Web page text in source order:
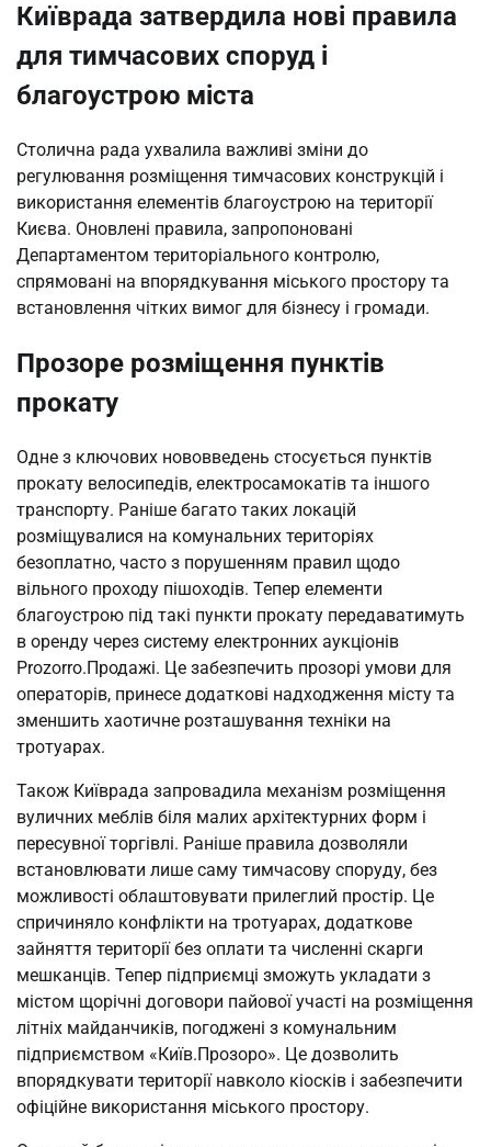
Київрада затвердила нові правила
для тимчасових споруд і
благоустрою міста
Столична рада ухвалила важливі зміни до
регулювання розміщення тимчасових конструкцій і
використання елементів благоустрою на території
Києва. Оновлені правила, запропоновані
Департаментом територіального контролю,
спрямовані на впорядкування міського простору та
встановлення чітких вимог для бізнесу і громади.
Прозоре розміщення пунктів
прокату
Одне з ключових нововведень стосується пунктів
прокату велосипедів, електросамокатів та іншого
транспорту. Раніше багато таких локацій
розміщувалися на комунальних територіях
безоплатно, часто з порушенням правил щодо
вільного проходу пішоходів. Тепер елементи
благоустрою під такі пункти прокату передаватимуть
в оренду через систему електронних аукціонів
Prozorro.Продажі. Це забезпечить прозорі умови для
операторів, принесе додаткові надходження місту та
зменшить хаотичне розташування техніки на
тротуарах.
Також Київрада запровадила механізм розміщення
вуличних меблів біля малих архітектурних форм і
пересувної торгівлі. Раніше правила дозволяли
встановлювати лише саму тимчасову споруду, без
можливості облаштовувати прилеглий простір. Це
спричиняло конфлікти на тротуарах, додаткове
зайняття території без оплати та численні скарги
мешканців. Тепер підприємці зможуть укладати з
містом щорічні договори пайової участі на розміщення
літніх майданчиків, погоджені з комунальним
підприємством «Київ.Прозоро». Це дозволить
впорядкувати території навколо кіосків і забезпечити
офіційне використання міського простору.